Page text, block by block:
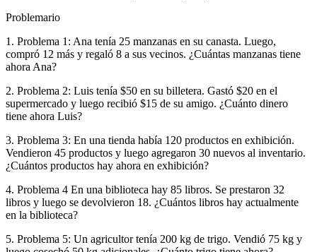
Problemario
1. Problema 1: Ana tenía 25 manzanas en su canasta. Luego,
compró 12 más y regaló 8 a sus vecinos. ¿Cuántas manzanas tiene
ahora Ana?
2. Problema 2: Luis tenía $50 en su billetera. Gastó $20 en el
supermercado y luego recibió $15 de su amigo. ¿Cuánto dinero
tiene ahora Luis?
3. Problema 3: En una tienda había 120 productos en exhibición.
Vendieron 45 productos y luego agregaron 30 nuevos al inventario.
¿Cuántos productos hay ahora en exhibición?
4. Problema 4 En una biblioteca hay 85 libros. Se prestaron 32
libros y luego se devolvieron 18. ¿Cuántos libros hay actualmente
en la biblioteca?
5. Problema 5: Un agricultor tenía 200 kg de trigo. Vendió 75 kg y